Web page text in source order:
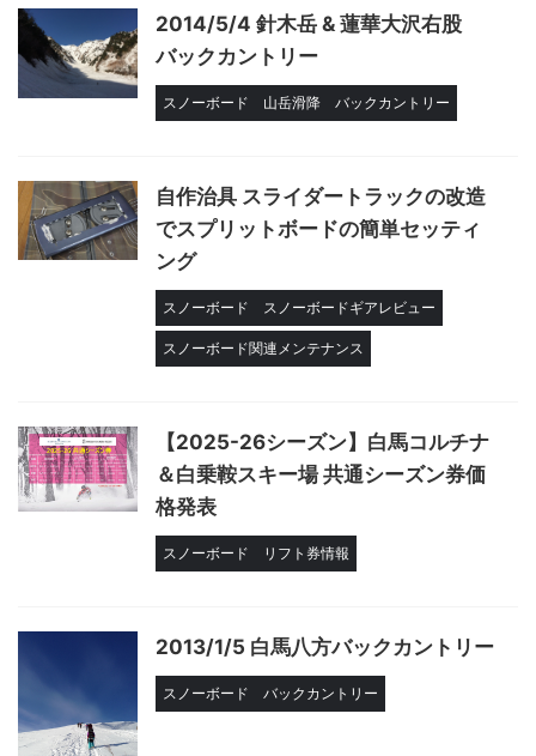
2014/5/4 針木岳 & 蓮華大沢右股
バックカントリー
スノーボード 山岳滑降 バックカントリー
自作治具 スライダートラックの改造
でスプリットボードの簡単セッティ
ング
スノーボード スノーボードギアレビュー
スノーボード関連メンテナンス
【2025-26シーズン】白馬コルチナ
＆白乗鞍スキー場 共通シーズン券価
格発表
スノーボード リフト券情報
2013/1/5 白馬八方バックカントリー
スノーボード バックカントリー